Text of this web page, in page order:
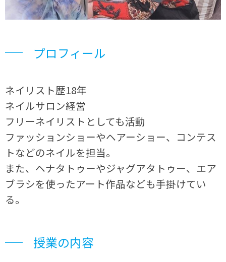
プロフィール
ネイリスト歴18年
ネイルサロン経営
フリーネイリストとしても活動
ファッションショーやヘアーショー、コンテス
トなどのネイルを担当。
また、ヘナタトゥーやジャグアタトゥー、エア
ブラシを使ったアート作品なども手掛けてい
る。
授業の内容